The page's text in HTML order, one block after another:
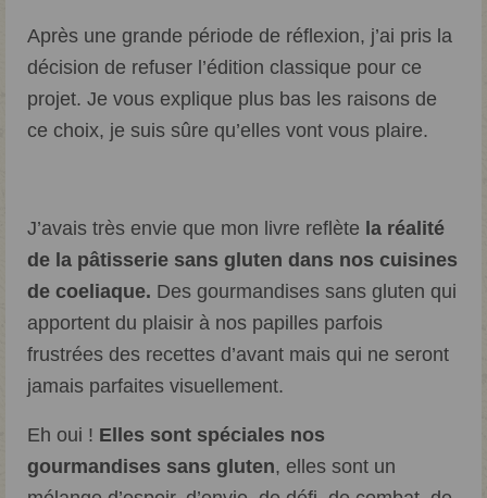
Après une grande période de réflexion, j’ai pris la
décision de refuser l’édition classique pour ce
projet. Je vous explique plus bas les raisons de
ce choix, je suis sûre qu’elles vont vous plaire.
J’avais très envie que mon livre reflète la réalité
de la pâtisserie sans gluten dans nos cuisines
de coeliaque. Des gourmandises sans gluten qui
apportent du plaisir à nos papilles parfois
frustrées des recettes d’avant mais qui ne seront
jamais parfaites visuellement.
Eh oui ! Elles sont spéciales nos
gourmandises sans gluten, elles sont un